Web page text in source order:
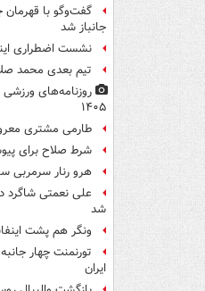
گفت‌وگو با قهرمان
جانباز شد
نشست اضطراری
تیم بعدی محمد
۱۴۰۵
طارمی مشتری
شرط صلاح برای
هرو رنار سرمربی
علی نعمتی شاگرد
شد
ونگر هم پشت
تورنمنت چهار
ایران